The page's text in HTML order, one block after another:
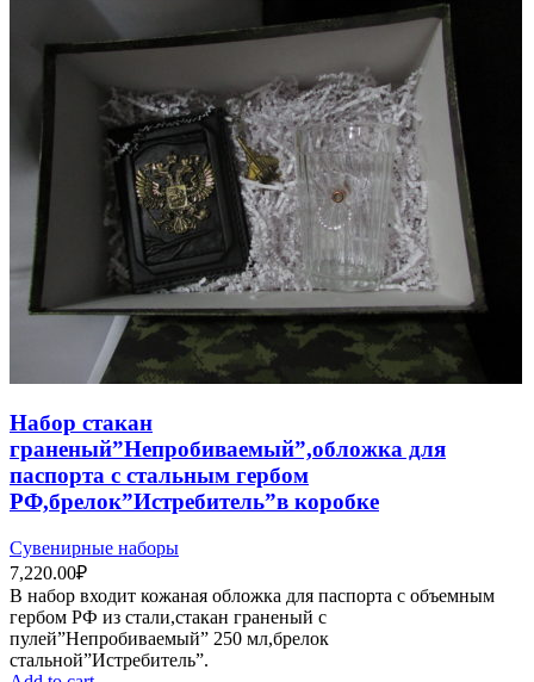
Набор стакан
граненый”Непробиваемый”,обложка для
паспорта с стальным гербом
РФ,брелок”Истребитель”в коробке
Сувенирные наборы
7,220.00₽
В набор входит кожаная обложка для паспорта c объемным
гербом РФ из стали,стакан граненый с
пулей”Непробиваемый” 250 мл,брелок
стальной”Истребитель”.